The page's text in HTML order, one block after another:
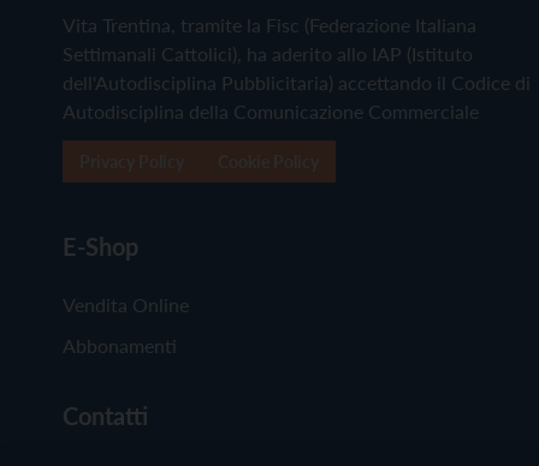
Vita Trentina, tramite la Fisc (Federazione Italiana
Settimanali Cattolici), ha aderito allo IAP (Istituto
dell'Autodisciplina Pubblicitaria) accettando il Codice di
Autodisciplina della Comunicazione Commerciale
E-Shop
Vendita Online
Abbonamenti
Contatti